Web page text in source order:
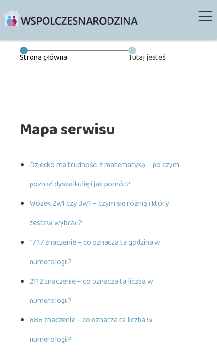
Strona główna Tutaj jesteś
Mapa serwisu
Dziecko ma trudności z matematyką – po czym
poznać dyskalkulię i jak pomóc?
Wózek 2w1 czy 3w1 – czym się różnią i który
zestaw wybrać?
17 17 znaczenie – co oznacza ta godzina w
numerologii?
2112 znaczenie – co oznacza ta liczba w
numerologii?
888 znaczenie – co oznacza ta liczba w
numerologii?